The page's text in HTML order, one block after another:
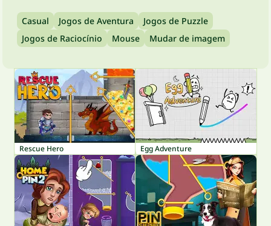
Casual Jogos de Aventura
Jogos de Puzzle
Jogos de Raciocínio
Mouse Mudar de imagem
Rescue Hero Egg Adventure